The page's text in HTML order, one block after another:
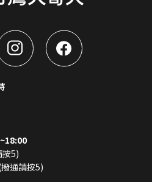
5)
通請按5)